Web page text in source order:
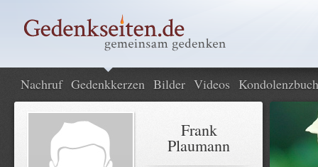
Nachruf Gedenkkerzen Bilder Videos Kondolenzbuch
Frank
Plaumann